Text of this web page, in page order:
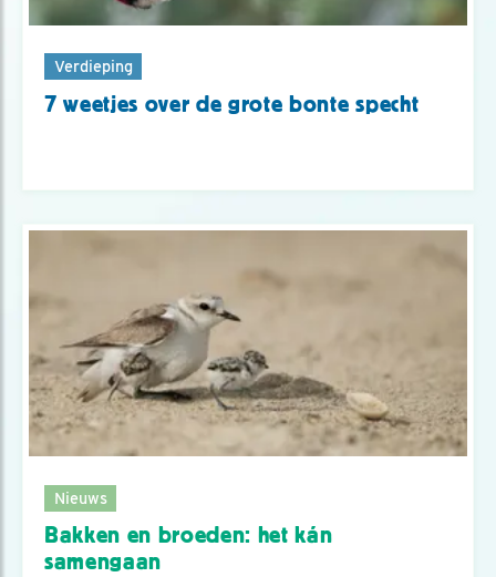
Verdieping
7 weetjes over de grote bonte specht
Nieuws
Bakken en broeden: het kán
samengaan